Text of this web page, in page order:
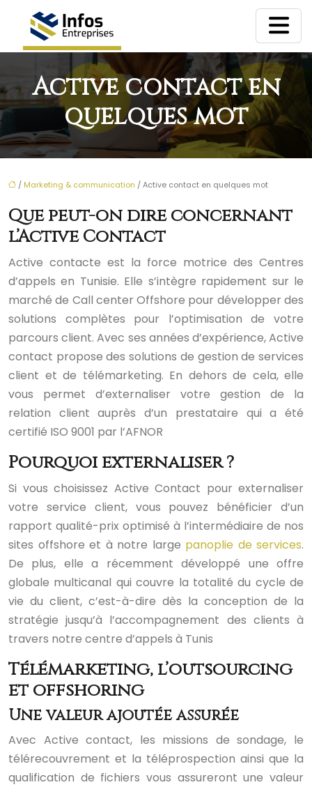
Active contact en
quelques mot
/ Marketing & communication / Active contact en quelques mot
Que peut-on dire concernant
l’Active Contact
Active contacte est la force motrice des Centres
d’appels en Tunisie. Elle s’intègre rapidement sur le
marché de Call center Offshore pour développer des
solutions complètes pour l’optimisation de votre
parcours client. Avec ses années d’expérience, Active
contact propose des solutions de gestion de services
client et de télémarketing. En dehors de cela, elle
vous permet d’externaliser votre gestion de la
relation client auprès d’un prestataire qui a été
certifié ISO 9001 par l’AFNOR
Pourquoi externaliser ?
Si vous choisissez Active Contact pour externaliser
votre service client, vous pouvez bénéficier d’un
rapport qualité-prix optimisé à l’intermédiaire de nos
sites offshore et à notre large panoplie de services.
De plus, elle a récemment développé une offre
globale multicanal qui couvre la totalité du cycle de
vie du client, c’est-à-dire dès la conception de la
stratégie jusqu’à l’accompagnement des clients à
travers notre centre d’appels à Tunis
Télémarketing, l’outsourcing
et offshoring
Une valeur ajoutée assurée
Avec Active contact, les missions de sondage, le
télérecouvrement et la téléprospection ainsi que la
qualification de fichiers vous assureront une valeur